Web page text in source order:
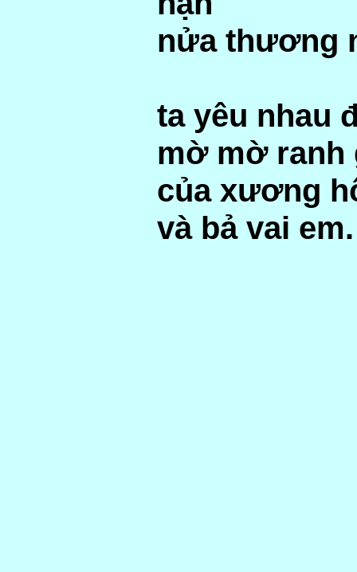
nửa thương
ta yêu nhau
mờ mờ ranh
của xương
và bả vai em.